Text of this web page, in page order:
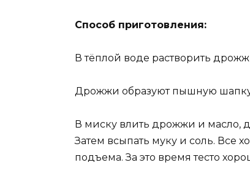
Способ приготовления:
В тёплой воде растворить
Дрожжи образуют пышную шапку
В миску влить дрожжи и масло,
Затем всыпать муку и соль. Все
подъема. За это время тесто